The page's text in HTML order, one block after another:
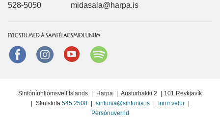
528-5050 midasala@harpa.is
FYLGSTU MEÐ Á SAMFÉLAGSMIÐLUNUM
FacebookinstagramYoutube
Sinfóníuhljómsveit Íslands | Harpa | Austurbakki 2 | 101 Reykjavík
| Skrifstofa 545 2500 | sinfonia@sinfonia.is | Innri vefur |
Persónuvernd